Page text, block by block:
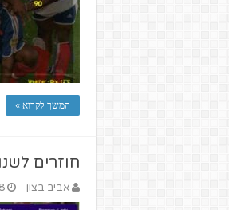
המשך לקרוא »
חוזרים
אביב בצון 18